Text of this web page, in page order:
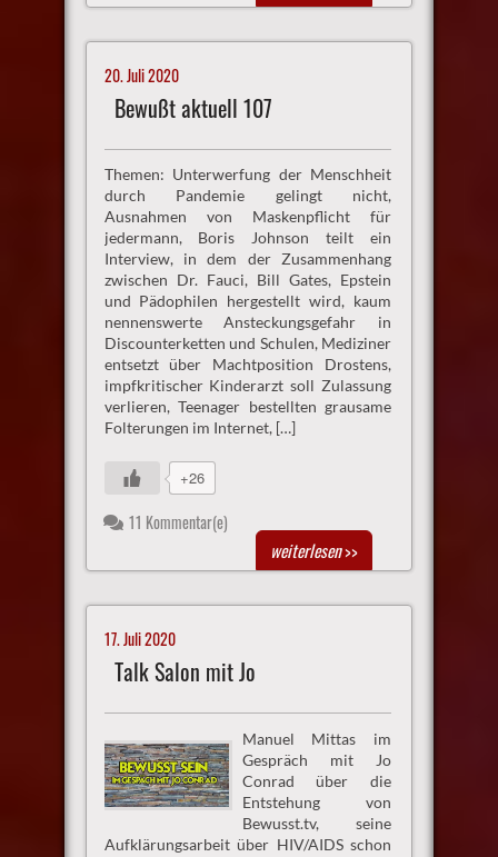
20. Juli 2020
Bewußt aktuell 107
Themen: Unterwerfung der Menschheit
durch Pandemie gelingt nicht,
Ausnahmen von Maskenpflicht für
jedermann, Boris Johnson teilt ein
Interview, in dem der Zusammenhang
zwischen Dr. Fauci, Bill Gates, Epstein
und Pädophilen hergestellt wird, kaum
nennenswerte Ansteckungsgefahr in
Discounterketten und Schulen, Mediziner
entsetzt über Machtposition Drostens,
impfkritischer Kinderarzt soll Zulassung
verlieren, Teenager bestellten grausame
Folterungen im Internet, […]
+26
11 Kommentar(e)
weiterlesen>>
17. Juli 2020
Talk Salon mit Jo
Manuel Mittas im
Gespräch mit Jo
Conrad über die
Entstehung von
Bewusst.tv, seine
Aufklärungsarbeit über HIV/AIDS schon